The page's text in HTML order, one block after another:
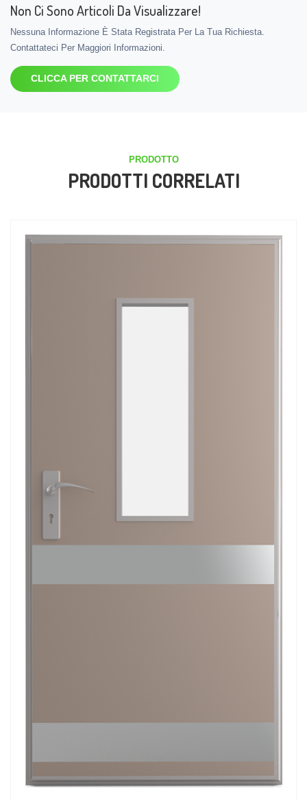
Non Ci Sono Articoli Da Visualizzare!
Nessuna Informazione È Stata Registrata Per La Tua Richiesta.
Contattateci Per Maggiori Informazioni.
CLICCA PER CONTATTARCI
PRODOTTO
PRODOTTI CORRELATI